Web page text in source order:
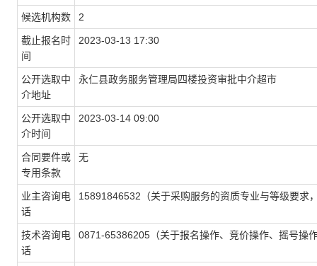
候选机构数 2
截止报名时
间
2023-03-13 17:30
公开选取中
介地址
永仁县政务服务管理局四楼投资审批中介超市
公开选取中
介时间
2023-03-14 09:00
合同要件或
专用条款
无
业主咨询电
话
15891846532（关于采购服务的资质专业与等级要求
技术咨询电
话
0871-65386205（关于报名操作、竞价操作、摇号操